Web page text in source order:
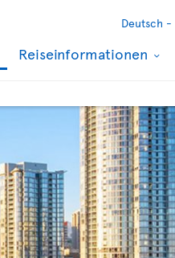
Deutsch -
Reiseinformationen